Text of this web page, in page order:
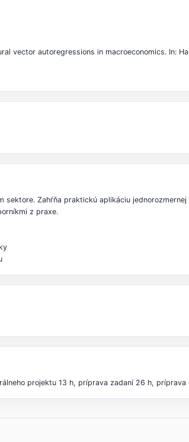
vector autoregressions in macroeconomics. In:
Zahŕňa praktickú aplikáciu
z praxe.
projektu 13 h, príprava zadaní 26 h, príprava